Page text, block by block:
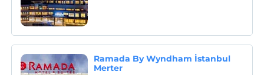
Ramada By Wyndham İstanbul
Merter